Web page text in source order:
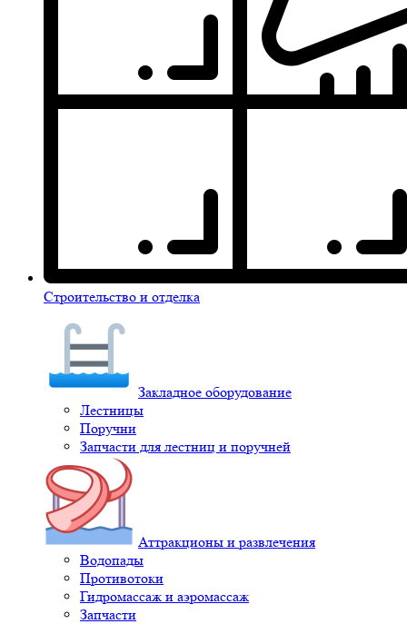
Строительство и отделка
Закладное оборудование
Лестницы
Поручни
Запчасти для лестниц и поручней
Аттракционы и развлечения
Водопады
Противотоки
Гидромассаж и аэромассаж
Запчасти